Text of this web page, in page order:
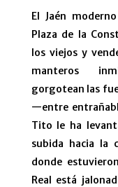
El Jaén
Plaza de la
los viejos y
manteros
gorgotean las
—entre
Tito le ha
subida hacia la
donde
Real está